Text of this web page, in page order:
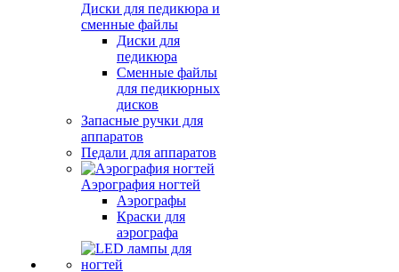
Диски для педикюра и
сменные файлы
Диски для
педикюра
Сменные файлы
для педикюрных
дисков
Запасные ручки для
аппаратов
Педали для аппаратов
Аэрография ногтей
Аэрографы
Краски для
аэрографа